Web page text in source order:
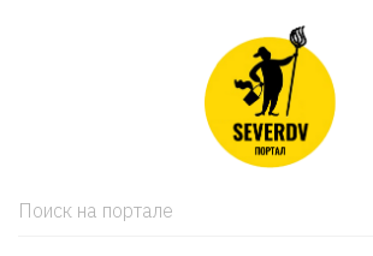
Поиск на портале